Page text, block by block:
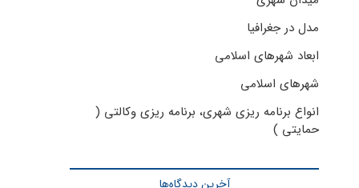
مدل در جغرافیا
ابعاد شهرهای اسلامی
شهرهای اسلامی
انواع برنامه ریزی شهری، برنامه ریزی وکالتی (
حمایتی )
آخرین دیدگاه‌ها